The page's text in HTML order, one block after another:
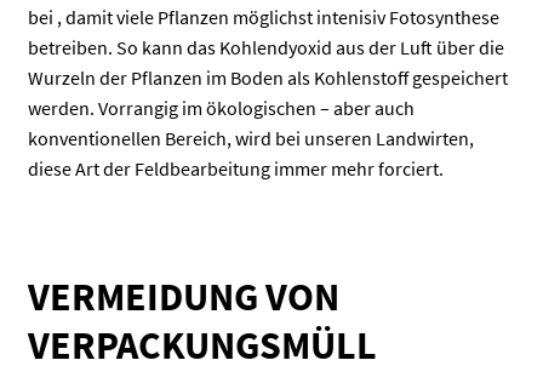
bei , damit viele Pflanzen möglichst intenisiv Fotosynthese
betreiben. So kann das Kohlendyoxid aus der Luft über die
Wurzeln der Pflanzen im Boden als Kohlenstoff gespeichert
werden. Vorrangig im ökologischen – aber auch
konventionellen Bereich, wird bei unseren Landwirten,
diese Art der Feldbearbeitung immer mehr forciert.
VERMEIDUNG VON
VERPACKUNGSMÜLL